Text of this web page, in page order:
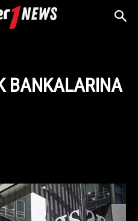
BANKALARINA